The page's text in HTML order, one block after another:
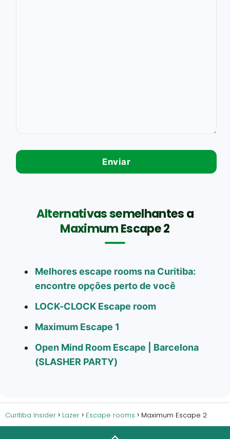
Alternativas semelhantes a
Maximum Escape 2
Melhores escape rooms na Curitiba:
encontre opções perto de você
LOCK-CLOCK Escape room
Maximum Escape 1
Open Mind Room Escape | Barcelona
(SLASHER PARTY)
Curitiba Insider Lazer Escape rooms Maximum Escape 2